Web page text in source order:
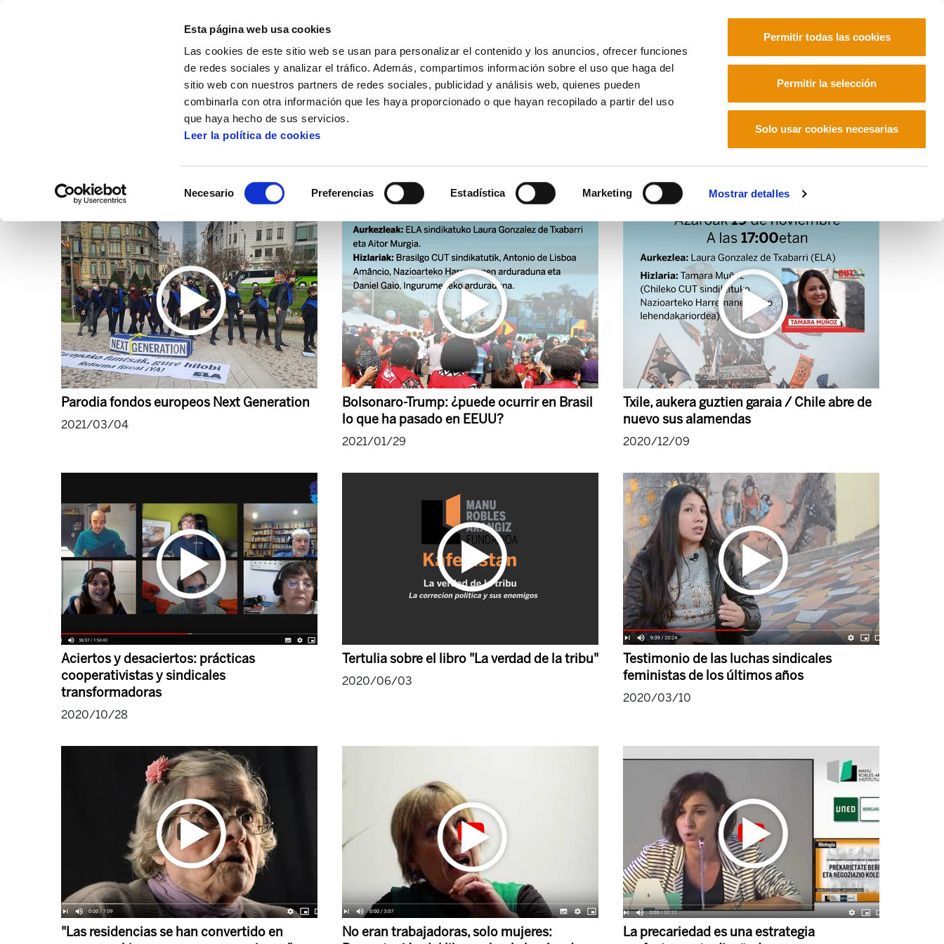
Esta página web usa cookies
Las cookies de este sitio web se usan para personalizar el contenido y los anuncios, ofrecer funciones
de redes sociales y analizar el tráfico. Además, compartimos información sobre el uso que haga del
sitio web con nuestros partners de redes sociales, publicidad y análisis web, quienes pueden
combinarla con otra información que les haya proporcionado o que hayan recopilado a partir del uso
que haya hecho de sus servicios.
Leer la política de cookies
Necesario Preferencias Estadística Marketing Mostrar detalles
Permitir todas las cookies
Permitir la selección
Solo usar cookies necesarias
Vídeos
Parodia fondos europeos Next Generation
2021/03/04
Bolsonaro-Trump: ¿puede ocurrir en Brasil
lo que ha pasado en EEUU?
2021/01/29
Txile, aukera guztien garaia / Chile abre de
nuevo sus alamendas
2020/12/09
Aciertos y desaciertos: prácticas
cooperativistas y sindicales
transformadoras
2020/10/28
Tertulia sobre el libro "La verdad de la tribu"
2020/06/03
Testimonio de las luchas sindicales
feministas de los últimos años
2020/03/10
"Las residencias se han convertido en
No eran trabajadoras, solo mujeres:
La precariedad es una estrategia